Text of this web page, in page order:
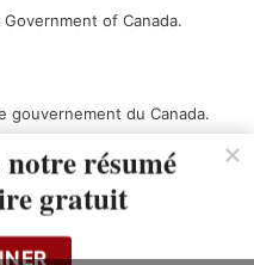
of Canada.
du Canada.
résumé
gratuit